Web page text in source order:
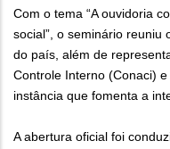
Com o tema “A ouvidoria
social”, o seminário reuniu
do país, além de
Controle Interno (Conaci)
instância que fomenta a
A abertura oficial foi